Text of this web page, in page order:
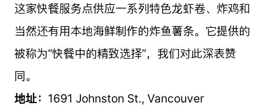
这家快餐服务点供应一系列特色龙虾卷、炸鸡和
当然还有用本地海鲜制作的炸鱼薯条。它提供的
被称为“快餐中的精致选择”，我们对此深表赞
同。
地址： 1691 Johnston St., Vancouver